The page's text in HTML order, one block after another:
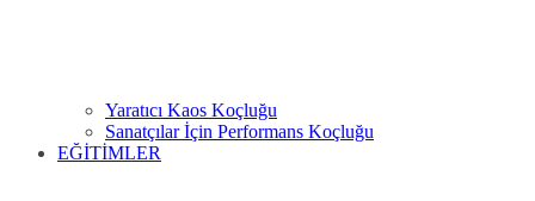
Yaratıcı Kaos Koçluğu
Sanatçılar İçin Performans Koçluğu
EĞİTİMLER